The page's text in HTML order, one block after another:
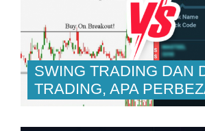
SWING TRADING DAN
TRADING, APA